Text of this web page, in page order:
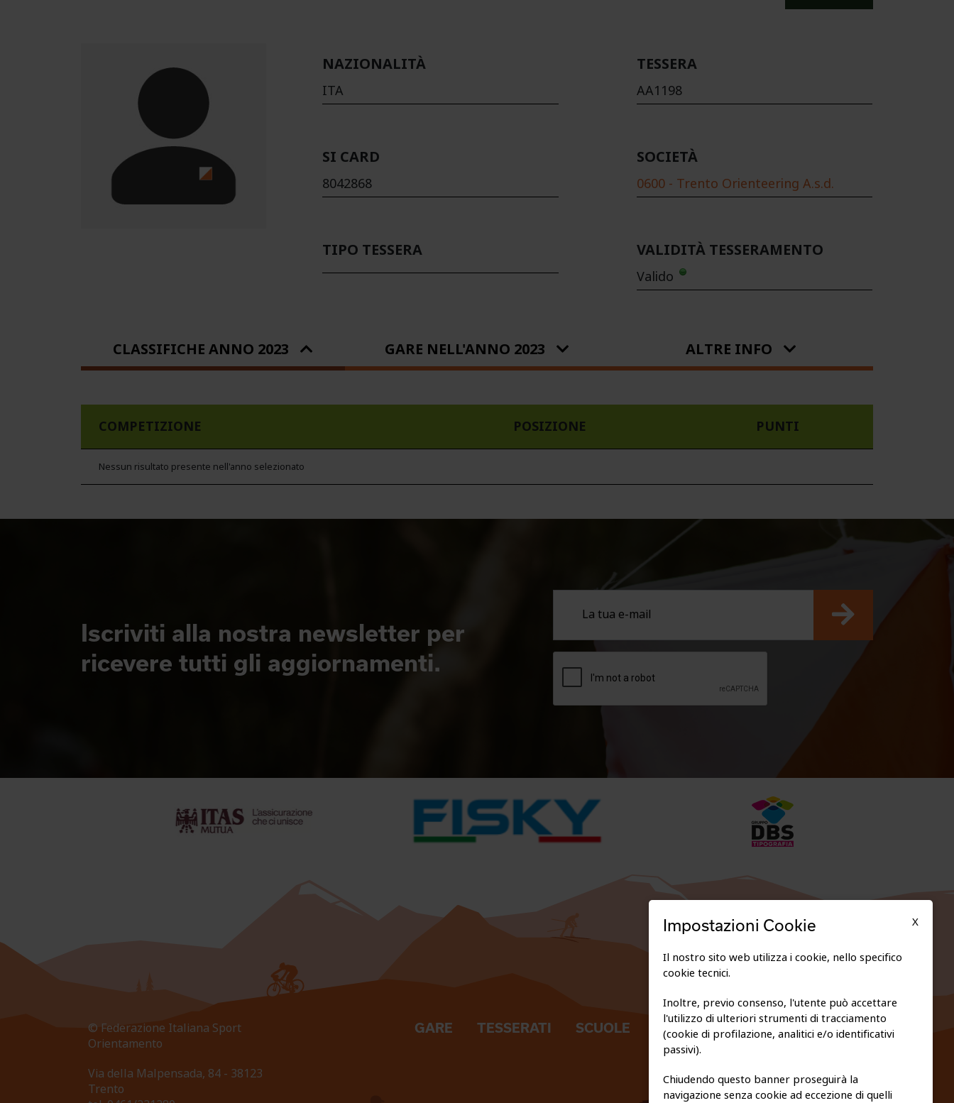
NAZIONALITÀ
ITA
TESSERA
AA1198
SI CARD
8042868
SOCIETÀ
0600 - Trento Orienteering A.s.d.
TIPO TESSERA VALIDITÀ TESSERAMENTO
Valido
CLASSIFICHE ANNO 2023 GARE NELL'ANNO 2023 ALTRE INFO
COMPETIZIONE POSIZIONE PUNTI
Nessun risultato presente nell'anno selezionato
Iscriviti alla nostra newsletter per
ricevere tutti gli aggiornamenti.
© Federazione Italiana Sport
Orientamento
Via della Malpensada, 84 - 38123
Trento
GARE TESSERATI SCUOLE
FEDERAZIONE TRASPARENTE
PRIVACY E COOKIE POLICY
X
Impostazioni Cookie
Il nostro sito web utilizza i cookie, nello specifico
cookie tecnici.
Inoltre, previo consenso, l'utente può accettare
l'utilizzo di ulteriori strumenti di tracciamento
(cookie di profilazione, analitici e/o identificativi
passivi).
Chiudendo questo banner proseguirà la
navigazione senza cookie ad eccezione di quelli